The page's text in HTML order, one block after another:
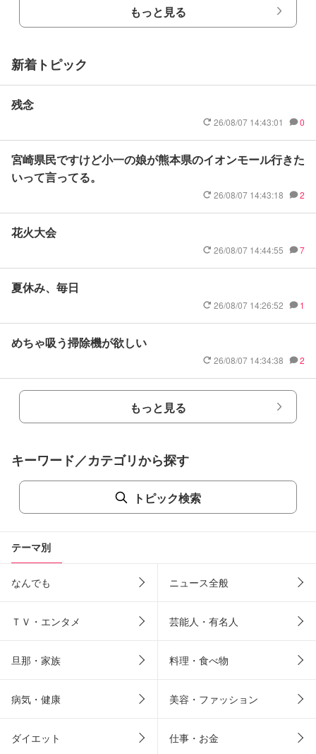
もっと見る
新着トピック
残念
26/08/07 14:43:01 0
宮崎県民ですけど小一の娘が熊本県のイオンモール行きた
いって言ってる。
26/08/07 14:43:18 2
花火大会
26/08/07 14:44:55 7
夏休み、毎日
26/08/07 14:26:52 1
めちゃ吸う掃除機が欲しい
26/08/07 14:34:38 2
もっと見る
キーワード／カテゴリから探す
トピック検索
テーマ別
なんでも ニュース全般
ＴＶ・エンタメ 芸能人・有名人
旦那・家族 料理・食べ物
病気・健康 美容・ファッション
ダイエット 仕事・お金